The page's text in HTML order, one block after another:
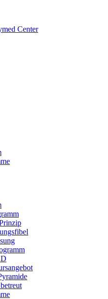
Center